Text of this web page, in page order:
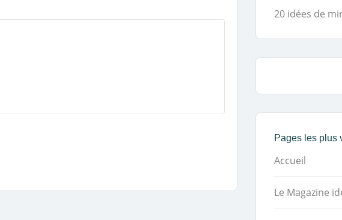
20 idées de
Pages les plus
Accueil
Le Magazine